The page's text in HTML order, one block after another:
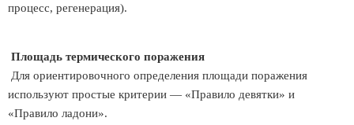
процесс, регенерация).
Площадь термического поражения
Для ориентировочного определения площади поражения
используют простые критерии — «Правило девятки» и
«Правило ладони».